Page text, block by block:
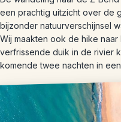
een prachtig uitzicht over de
bijzonder natuurverschijnsel
Wij maakten ook de hike
verfrissende duik in de rivier
komende twee nachten in